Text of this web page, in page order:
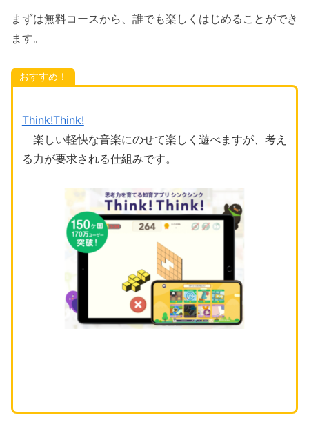
まずは無料コースから、誰でも楽しくはじめることができ
ます。
おすすめ！
Think!Think!
楽しい軽快な音楽にのせて楽しく遊べますが、考え
る力が要求される仕組みです。